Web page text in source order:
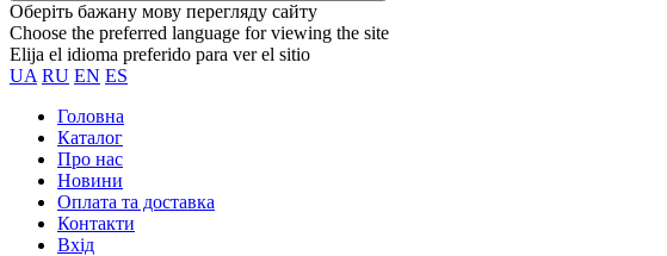
Оберіть бажану мову перегляду сайту
Choose the preferred language for viewing the site
Elija el idioma preferido para ver el sitio
UA RU EN ES
Головна
Каталог
Про нас
Новини
Оплата та доставка
Контакти
Вхiд